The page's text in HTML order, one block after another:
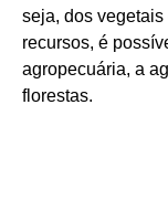
seja, dos
recursos, é
agropecuária, a
florestas.